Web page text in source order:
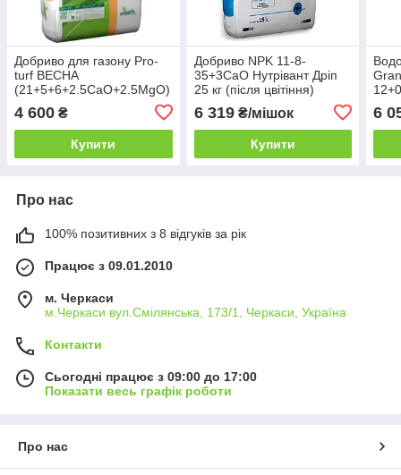
Добриво для газону Pro-
turf ВЕСНА
(21+5+6+2.5CaО+2.5MgO)
4 600 ₴
Купити
Добриво NPK 11-8-
35+3СаО Нутрівант Дріп
25 кг (після цвітіння)
6 319₴/мішок
Купити
6
Про нас
100% позитивних з 8 відгуків за рік
Працює з 09.01.2010
м. Черкаси
м.Черкаси вул.Смілянська, 173/1, Черкаси, Україна
Контакти
Сьогодні працює з 09:00 до 17:00
Показати весь графік роботи
Про нас